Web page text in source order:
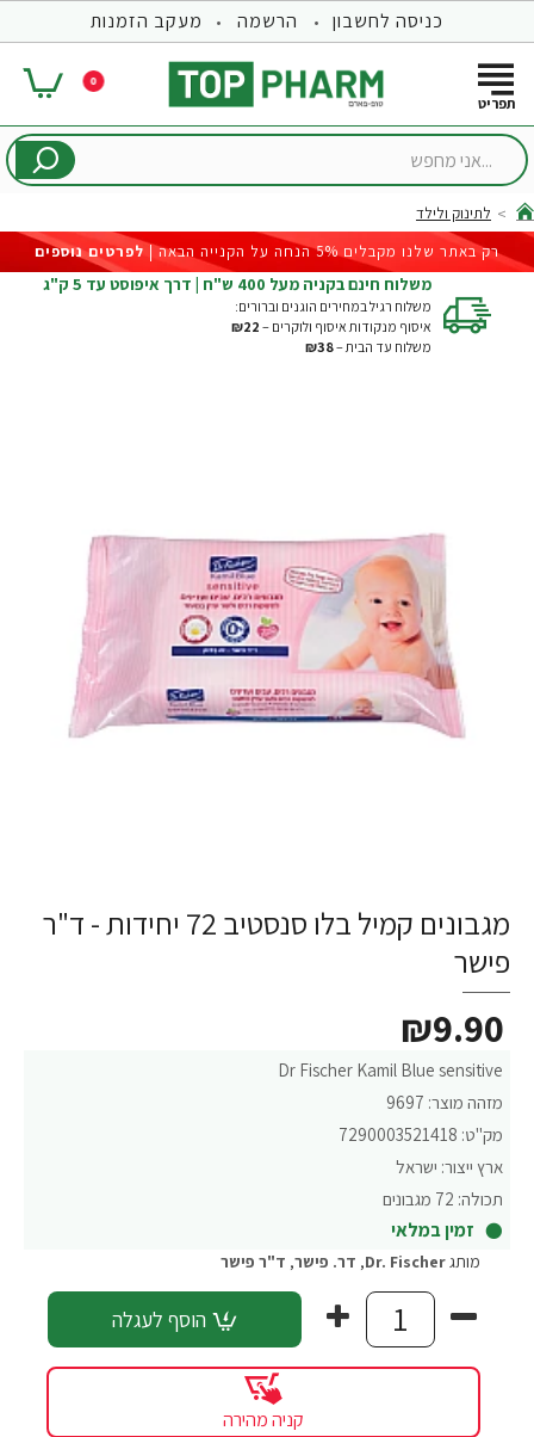
כניסה לחשבון הרשמה מעקב הזמנות
0
...אני
home
לתינוק ולילד
רק באתר שלנו מקבלים 5% הנחה על הקנייה הבאה |
לפרטים נוספים
משלוח חינם בקניה מעל 400 ש"ח | דרך איפוסט עד 5 ק"ג
משלוח רגיל במחירים הוגנים וברורים:
איסוף מנקודות איסוף ולוקרים – ₪22
משלוח עד הבית –₪38
מגבונים קמיל בלו סנסטיב 72 יחידות - ד"ר
פישר
Dr Fischer Kamil Blue sensitive
מזהה מוצר: 9697
מק"ט: 7290003521418
ארץ ייצור: ישראל
תכולה: 72 מגבונים
זמין במלאי
₪9.90
מותגDr. Fischer
, דר. פישר, ד"ר פישר
הוסף לעגלה
קניה מהירה